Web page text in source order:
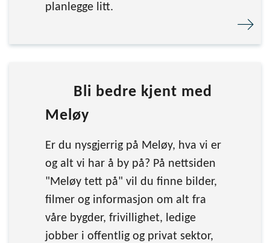
planlegge litt.
Bli bedre kjent med
Meløy
Er du nysgjerrig på Meløy, hva vi er
og alt vi har å by på? På nettsiden
"Meløy tett på" vil du finne bilder,
filmer og informasjon om alt fra
våre bygder, frivillighet, ledige
jobber i offentlig og privat sektor,